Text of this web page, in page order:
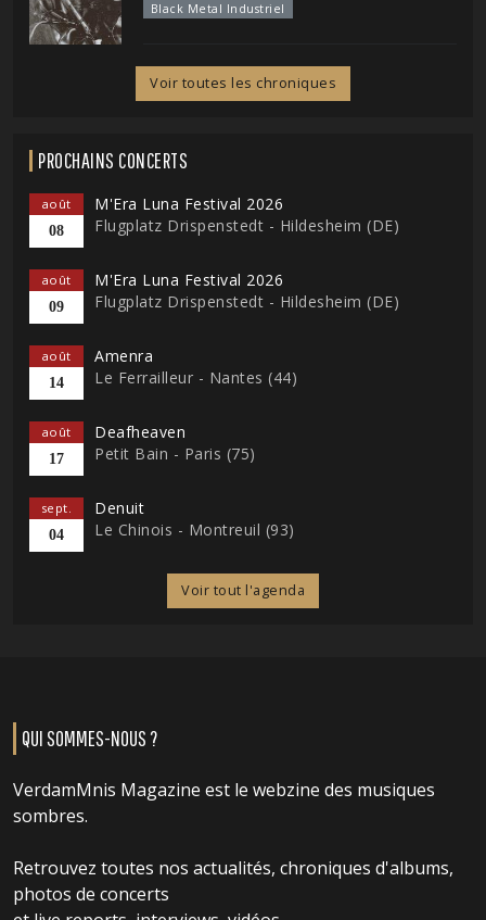
Black Metal Industriel
Voir toutes les chroniques
PROCHAINS CONCERTS
août
08
M'Era Luna Festival 2026
Flugplatz Drispenstedt - Hildesheim (DE)
août
09
M'Era Luna Festival 2026
Flugplatz Drispenstedt - Hildesheim (DE)
août
14
Amenra
Le Ferrailleur - Nantes (44)
août
17
Deafheaven
Petit Bain - Paris (75)
sept.
04
Denuit
Le Chinois - Montreuil (93)
Voir tout l'agenda
QUI SOMMES-NOUS ?
VerdamMnis Magazine est le webzine des musiques
sombres.
Retrouvez toutes nos actualités, chroniques d'albums,
photos de concerts